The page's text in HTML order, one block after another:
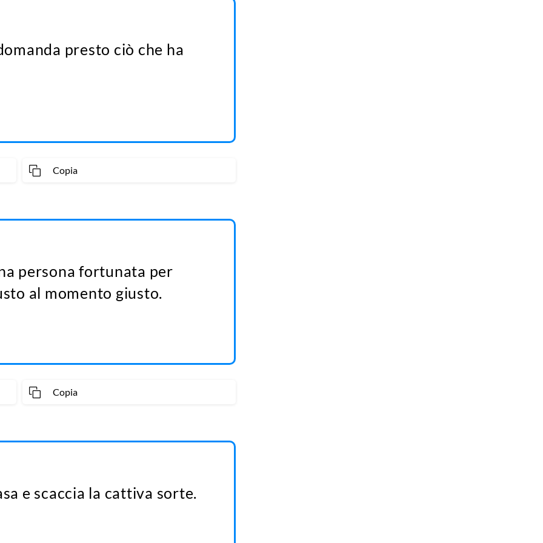
presto ciò che ha
Copia
persona fortunata per
al momento giusto.
Copia
e scaccia la cattiva sorte.